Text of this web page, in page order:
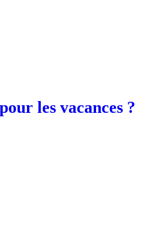
les vacances ?